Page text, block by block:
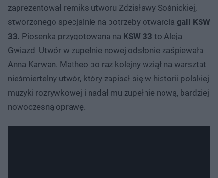
zaprezentował remiks utworu Zdzisławy Sośnickiej,
stworzonego specjalnie na potrzeby otwarcia gali KSW
33. Piosenka przygotowana na KSW 33 to Aleja
Gwiazd. Utwór w zupełnie nowej odsłonie zaśpiewała
Anna Karwan. Matheo po raz kolejny wziął na warsztat
nieśmiertelny utwór, który zapisał się w historii polskiej
muzyki rozrywkowej i nadał mu zupełnie nową, bardziej
nowoczesną oprawę.